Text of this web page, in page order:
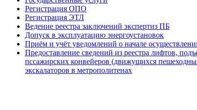
Регистрация ОПО
Регистрация ЭТЛ
Ведение реестра заключений экспертиз ПБ
Допуск в эксплуатацию энергоустановок
Приём и учёт уведомлений о начале
Предоставление сведений из реестра лифтов,
пссажирских конвейеров (движущихся
экскалаторов в метрополитенах